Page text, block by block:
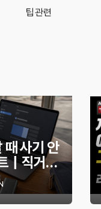
팁관련
때 사기 안
｜직거래
할까?